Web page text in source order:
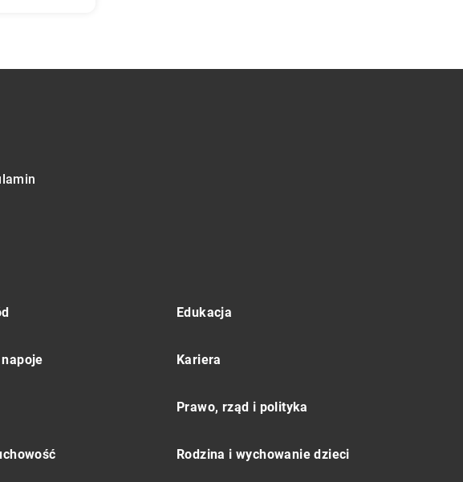
Edukacja
Kariera
Prawo, rząd i polityka
Rodzina i wychowanie dzieci